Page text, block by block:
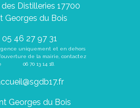
des Distilleries 17700
Georges du Bois
05 46 27 97 31
uniquement et en dehors
de la mairie, contactez
06 70 13 14 18
Georges du Bois